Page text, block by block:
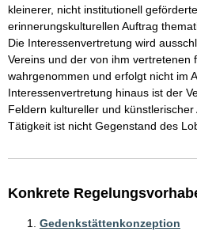
kleinerer, nicht institutionell
erinnerungskulturellen Auftrag
Die Interessenvertretung wird
Vereins und der von ihm vertretenen
wahrgenommen und erfolgt nicht im
Interessenvertretung hinaus ist der
Feldern kultureller und
Tätigkeit ist nicht Gegenstand des
Konkrete
Gedenkstättenkonzeption